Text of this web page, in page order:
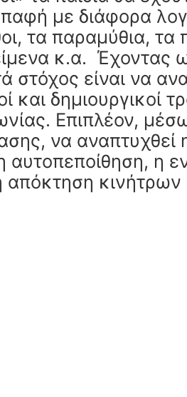
με διάφορα
τα παραμύθια, τα
κ.α. Έχοντας
στόχος είναι να
και δημιουργικοί
Επιπλέον,
να
αυτοπεποίθηση, η
απόκτηση